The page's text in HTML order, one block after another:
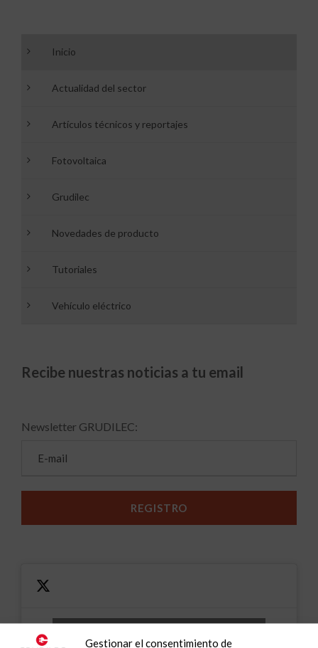
Gestionar el consentimiento de
Inicio
Actualidad del sector
Artículos técnicos y reportajes
Fotovoltaica
Grudilec
Novedades de producto
Tutoriales
Vehículo eléctrico
Recibe nuestras noticias a tu email
Newsletter GRUDILEC: